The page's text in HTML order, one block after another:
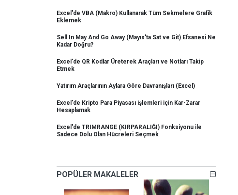
Excel'de VBA (Makro) Kullanarak Tüm Sekmelere Grafik
Eklemek
Sell In May And Go Away (Mayıs'ta Sat ve Git) Efsanesi Ne
Kadar Doğru?
Excel'de QR Kodlar Üreterek Araçları ve Notları Takip
Etmek
Yatırım Araçlarının Aylara Göre Davranışları (Excel)
Excel'de Kripto Para Piyasası işlemleri için Kar-Zarar
Hesaplamak
Excel'de TRIMRANGE (KIRPARALIĞI) Fonksiyonu ile
Sadece Dolu Olan Hücreleri Seçmek
POPÜLER MAKALELER